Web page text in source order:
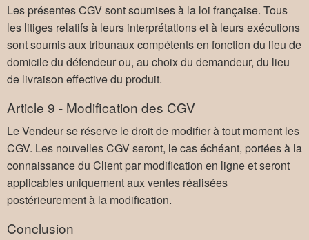
Les présentes CGV sont soumises à la loi française. Tous
les litiges relatifs à leurs interprétations et à leurs exécutions
sont soumis aux tribunaux compétents en fonction du lieu de
domicile du défendeur ou, au choix du demandeur, du lieu
de livraison effective du produit.
Article 9 - Modification des CGV
Le Vendeur se réserve le droit de modifier à tout moment les
CGV. Les nouvelles CGV seront, le cas échéant, portées à la
connaissance du Client par modification en ligne et seront
applicables uniquement aux ventes réalisées
postérieurement à la modification.
Conclusion